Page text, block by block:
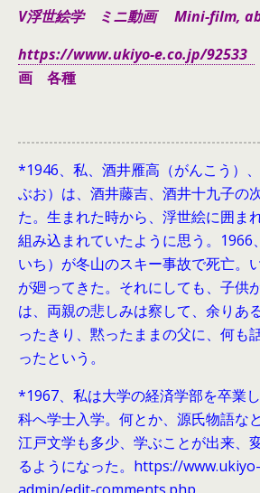
V浮世絵学 ミニ動画 Mini-film,
https://www.ukiyo-e.co.jp/92533
画 各種
*1946、 私、酒井雁高（がんこう）
ぶお）は、酒井藤吉、酒井十九子の
た。生まれた時から、浮世絵に囲ま
組み込まれていたように思う。1966
いち）が冬山のスキー事故で死亡。
が廻ってきた。それにしても、子供
は、両親の悲しみは察して、余りあ
ったきり、黙ったままの父に、何も
ったという。
*1967、私は大学の経済学部を卒業
科へ学士入学。何とか、源氏物語な
江戸文学も多少、学ぶことが出来、
るようになった。https://